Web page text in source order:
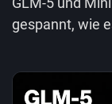
gespannt, wie